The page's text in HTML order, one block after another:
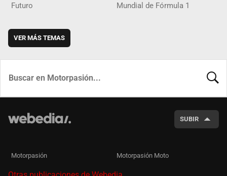
Futuro Mundial de Fórmula 1
VER MÁS TEMAS
SUBIR
Motorpasión Motorpasión Moto